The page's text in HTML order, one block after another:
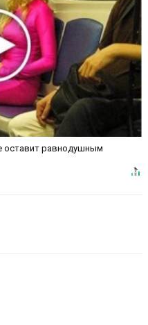
оставит равнодушным